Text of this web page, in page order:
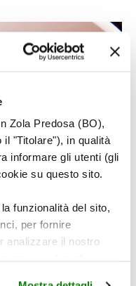
Zola Predosa (BO),
"Titolare"), in qualità
informare gli utenti (gli
su questo sito.
funzionalità del sito,
per fornire
analizzare il nostro